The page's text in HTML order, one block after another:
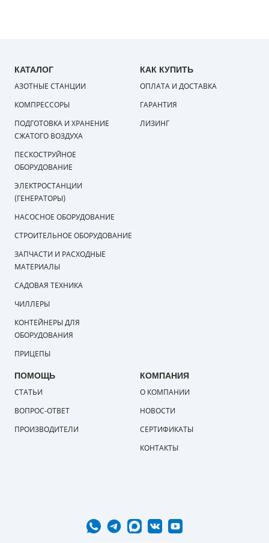
КАТАЛОГ
АЗОТНЫЕ СТАНЦИИ
КОМПРЕССОРЫ
ПОДГОТОВКА И ХРАНЕНИЕ
СЖАТОГО ВОЗДУХА
ПЕСКОСТРУЙНОЕ
ОБОРУДОВАНИЕ
ЭЛЕКТРОСТАНЦИИ
(ГЕНЕРАТОРЫ)
НАСОСНОЕ ОБОРУДОВАНИЕ
СТРОИТЕЛЬНОЕ ОБОРУДОВАНИЕ
ЗАПЧАСТИ И РАСХОДНЫЕ
МАТЕРИАЛЫ
САДОВАЯ ТЕХНИКА
ЧИЛЛЕРЫ
КОНТЕЙНЕРЫ ДЛЯ
ОБОРУДОВАНИЯ
ПРИЦЕПЫ
КАК КУПИТЬ
ОПЛАТА И ДОСТАВКА
ГАРАНТИЯ
ЛИЗИНГ
ПОМОЩЬ
СТАТЬИ
ВОПРОС-ОТВЕТ
ПРОИЗВОДИТЕЛИ
КОМПАНИЯ
О КОМПАНИИ
НОВОСТИ
СЕРТИФИКАТЫ
КОНТАКТЫ